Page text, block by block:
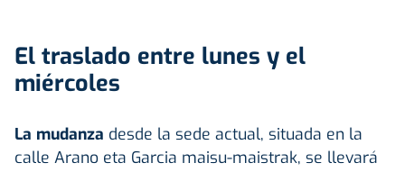
El traslado entre lunes y el
miércoles
La mudanza desde la sede actual, situada en la
calle Arano eta Garcia maisu-maistrak, se llevará